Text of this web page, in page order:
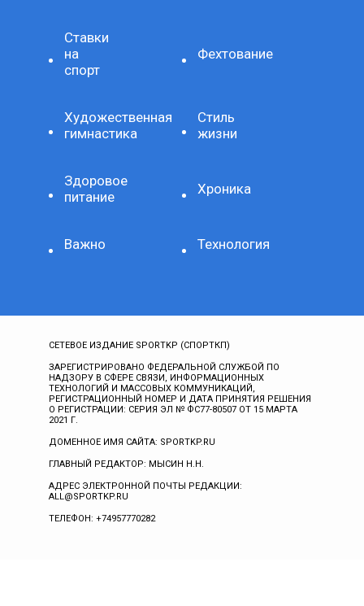
Ставки
на
спорт
Фехтование
Художественная
гимнастика
Стиль
жизни
Здоровое
питание
Хроника
Важно Технология
СЕТЕВОЕ ИЗДАНИЕ SPORTKP (СПОРТКП)
ЗАРЕГИСТРИРОВАНО ФЕДЕРАЛЬНОЙ СЛУЖБОЙ ПО
НАДЗОРУ В СФЕРЕ СВЯЗИ, ИНФОРМАЦИОННЫХ
ТЕХНОЛОГИЙ И МАССОВЫХ КОММУНИКАЦИЙ,
РЕГИСТРАЦИОННЫЙ НОМЕР И ДАТА ПРИНЯТИЯ РЕШЕНИЯ
О РЕГИСТРАЦИИ: СЕРИЯ ЭЛ № ФС77-80507 ОТ 15 МАРТА
2021 Г.
ДОМЕННОЕ ИМЯ САЙТА: SPORTKP.RU
ГЛАВНЫЙ РЕДАКТОР: МЫСИН Н.Н.
АДРЕС ЭЛЕКТРОННОЙ ПОЧТЫ РЕДАКЦИИ:
ALL@SPORTKP.RU
ТЕЛЕФОН: +74957770282